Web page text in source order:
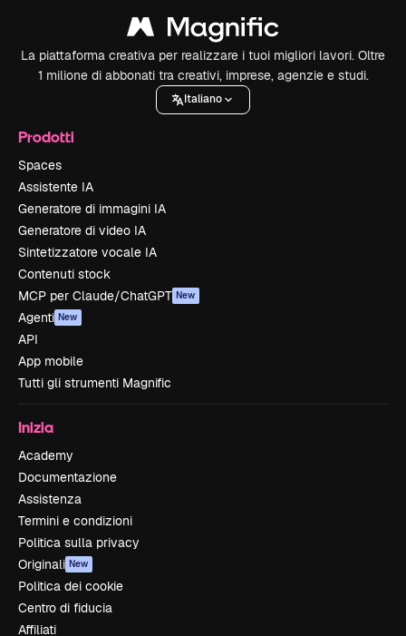
La piattaforma creativa per realizzare i tuoi migliori lavori. Oltre
1 milione di abbonati tra creativi, imprese, agenzie e studi.
Italiano
Prodotti
Spaces
Assistente IA
Generatore di immagini IA
Generatore di video IA
Sintetizzatore vocale IA
Contenuti stock
MCP per Claude/ChatGPT New
Agenti New
API
App mobile
Tutti gli strumenti Magnific
Inizia
Academy
Documentazione
Assistenza
Termini e condizioni
Politica sulla privacy
Originali New
Politica dei cookie
Centro di fiducia
Affiliati